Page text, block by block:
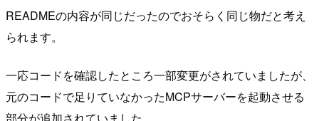
READMEの内容が同じだったのでおそらく同じ物だと考え
られます。
一応コードを確認したところ一部変更がされていましたが、
元のコードで足りていなかったMCPサーバーを起動させる